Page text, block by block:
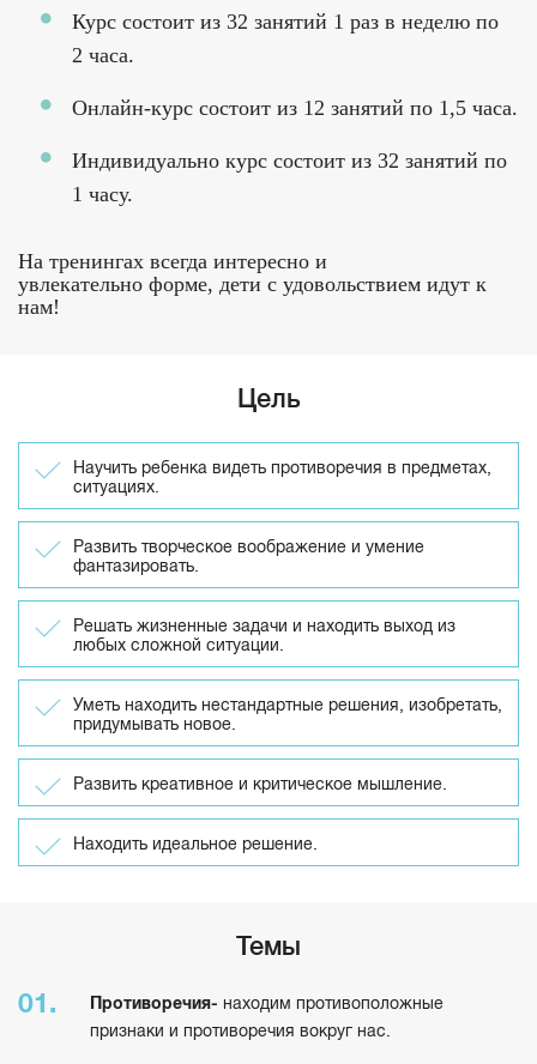
Курс состоит из 32 занятий 1 раз в неделю по
2 часа.
Онлайн-курс состоит из 12 занятий по 1,5 часа.
Индивидуально курс состоит из 32 занятий по
1 часу.
На тренингах всегда интересно и
увлекательно форме, дети с удовольствием идут к
нам!
Цель
Научить ребенка видеть противоречия в предметах,
ситуациях.
Развить творческое воображение и умение
фантазировать.
Решать жизненные задачи и находить выход из
любых сложной ситуации.
Уметь находить нестандартные решения, изобретать,
придумывать новое.
Развить креативное и критическое мышление.
Находить идеальное решение.
Темы
Противоречия- находим противоположные
признаки и противоречия вокруг нас.